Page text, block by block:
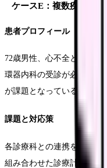
ケースE：複数疾患を持
患者プロフィール
72歳男性、心不全と腎臓病
環器内科の受診が必要。通
が課題となっている。
課題と対応策
各診療科との連携を密にし
組み合わせた診療計画を立